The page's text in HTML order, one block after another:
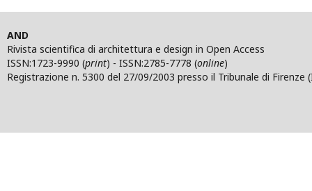
AND
Rivista scientifica di architettura e design in Open Access
ISSN:1723-9990 (print) - ISSN:2785-7778 (online)
Registrazione n. 5300 del 27/09/2003 presso il Tribunale di Firenze